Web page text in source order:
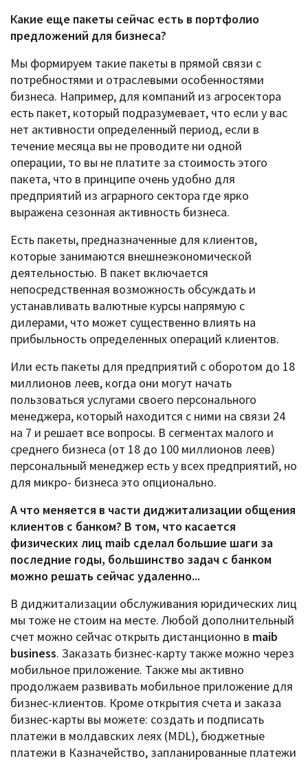
Какие еще пакеты сейчас есть в портфолио
предложений для бизнеса?
Мы формируем такие пакеты в прямой связи с
потребностями и отраслевыми особенностями
бизнеса. Например, для компаний из агросектора
есть пакет, который подразумевает, что если у вас
нет активности определенный период, если в
течение месяца вы не проводите ни одной
операции, то вы не платите за стоимость этого
пакета, что в принципе очень удобно для
предприятий из аграрного сектора где ярко
выражена сезонная активность бизнеса.
Есть пакеты, предназначенные для клиентов,
которые занимаются внешнеэкономической
деятельностью. В пакет включается
непосредственная возможность обсуждать и
устанавливать валютные курсы напрямую с
дилерами, что может существенно влиять на
прибыльность определенных операций клиентов.
Или есть пакеты для предприятий с оборотом до 18
миллионов леев, когда они могут начать
пользоваться услугами своего персонального
менеджера, который находится с ними на связи 24
на 7 и решает все вопросы. В сегментах малого и
среднего бизнеса (от 18 до 100 миллионов леев)
персональный менеджер есть у всех предприятий, но
для микро- бизнеса это опционально.
А что меняется в части диджитализации общения
клиентов с банком? В том, что касается
физических лиц maib сделал большие шаги за
последние годы, большинство задач с банком
можно решать сейчас удаленно...
В диджитализации обслуживания юридических лиц
мы тоже не стоим на месте. Любой дополнительный
счет можно сейчас открыть дистанционно в maib
business. Заказать бизнес-карту также можно через
мобильное приложение. Также мы активно
продолжаем развивать мобильное приложение для
бизнес-клиентов. Кроме открытия счета и заказа
бизнес-карты вы можете: создать и подписать
платежи в молдавских леях (MDL), бюджетные
платежи в Казначейство, запланированные платежи